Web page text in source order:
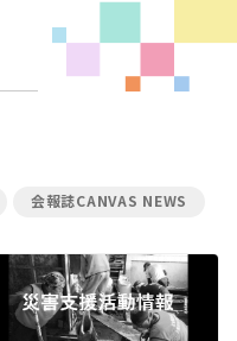
会報誌CANVAS NEWS